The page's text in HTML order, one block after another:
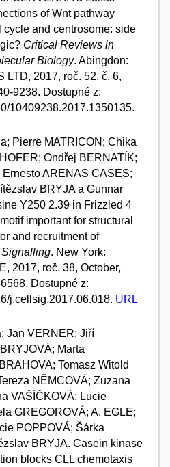
of Wnt pathway
and centrosome: side
Critical Reviews in
Biology. Abingdon:
LTD, 2017, roč. 52, č. 6,
9238. Dostupné z:
10409238.2017.1350135.
Pierre MATRICON; Chika
Ondřej BERNATÍK;
ARENAS CASES;
BRYJA a Gunnar
Y250 2.39 in Frizzled 4
important for structural
and recruitment of
. New York:
2017, roč. 38, October,
Dostupné z:
j.cellsig.2017.06.018. URL
Jan VERNER; Jiří
Marta
Tomasz Witold
NĚMCOVÁ; Zuzana
VAŠÍČKOVÁ; Lucie
GREGOROVÁ; A. EGLE;
POPPOVÁ; Šárka
BRYJA. Casein kinase
blocks CLL chemotaxis